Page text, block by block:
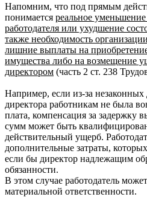
Напомним, что под прямым
понимается реальное
работодателя или ухудшение
также необходимость
лишние выплаты на
имущества либо на возмещение
директором (часть 2 ст. 238
Например, если из-за незаконных
директора работникам не была
плата, компенсация за задержку
сумм может быть
действительный ущерб.
дополнительные затраты,
если бы директор надлежащим
обязанности.
В этом случае работодатель
материальной ответственности.